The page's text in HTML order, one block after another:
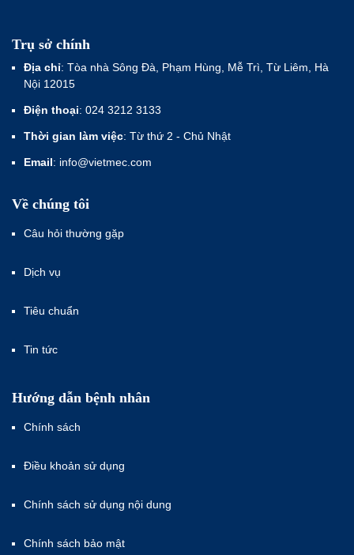
Trụ sở chính
Địa chỉ: Tòa nhà Sông Đà, Phạm Hùng, Mễ Trì, Từ Liêm, Hà
Nội 12015
Điện thoại: 024 3212 3133
Thời gian làm việc: Từ thứ 2 - Chủ Nhật
Email: info@vietmec.com
Về chúng tôi
Câu hỏi thường gặp
Dịch vụ
Tiêu chuẩn
Tin tức
Hướng dẫn bệnh nhân
Chính sách
Điều khoản sử dụng
Chính sách sử dụng nội dung
Chính sách bảo mật